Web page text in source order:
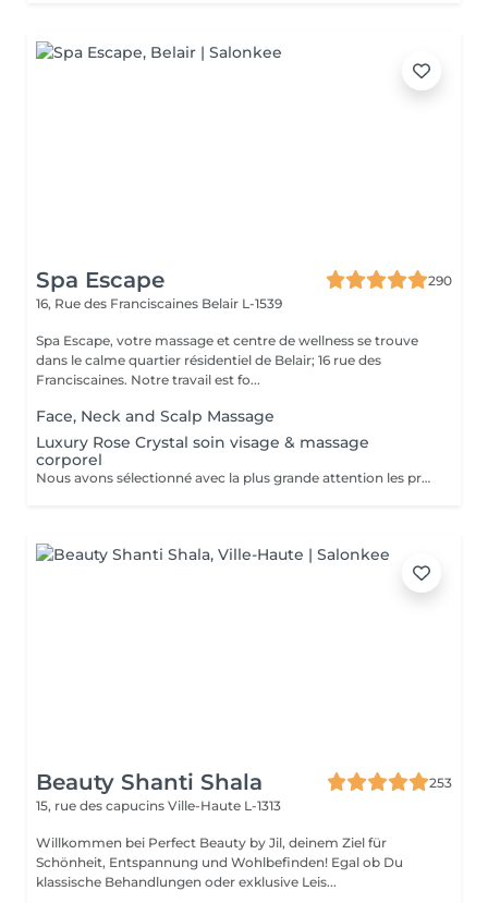
Spa Escape
290
16, Rue des Franciscaines Belair L-1539
Spa Escape, votre massage et centre de wellness se trouve
dans le calme quartier résidentiel de Belair; 16 rue des
Franciscaines. Notre travail est fo...
Face, Neck and Scalp Massage
Luxury Rose Crystal soin visage & massage
corporel
Nous avons sélectionné avec la plus grande attention les produits lauréats Organic Pharmacy, pour faire de votre rituel spa un moment luxueux et unique. Ces soins pour la peau et bien-être du corps portent cette expérience à un tout autre niveau. Des ingrédients entièrement biologiques sont utilisés pour étancher la soif d'hydratation, de purification et de nutrition de votre peau. Pendant ce moment de détente et de sérénité, laissez-vous choyer par un massage facial par drainage lymphatique aux cristaux de rose, et retrouvez un visage plus sculpté et un teint rosé et éclatant. Le massage corporel qui accompagne ce soin en fait une expérience zen totale.
Beauty Shanti Shala
253
15, rue des capucins Ville-Haute L-1313
Willkommen bei Perfect Beauty by Jil, deinem Ziel für
Schönheit, Entspannung und Wohlbefinden! Egal ob Du
klassische Behandlungen oder exklusive Leis...